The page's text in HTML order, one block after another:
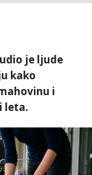
je ljude
kako
i
leta.